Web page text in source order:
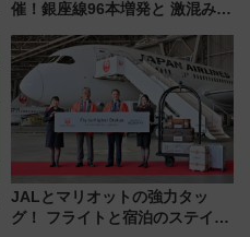
催！銀座線96本増発と 激混みの
アクセス攻略法、2万発の花火が
都心の夜に！
JALとマリオットの強力タッ
グ！ フライトと宿泊のステイタ